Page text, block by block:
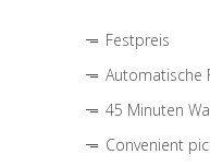
Festpreis
Automatische
45 Minuten
Convenient